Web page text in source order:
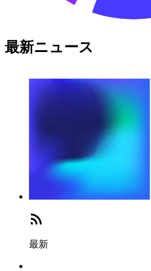
最新ニュース
最新